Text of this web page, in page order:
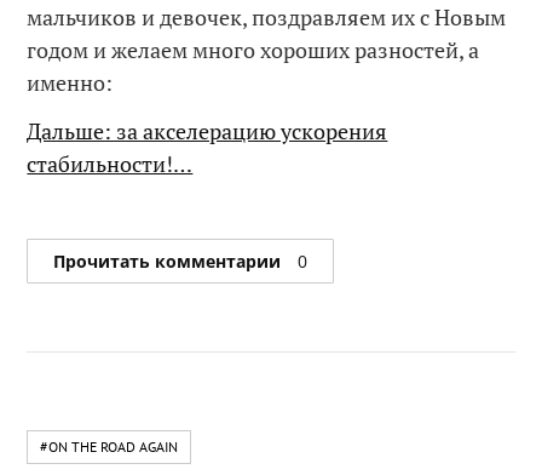
мальчиков и девочек, поздравляем их с Новым
годом и желаем много хороших разностей, а
именно:
Дальше: за акселерацию ускорения
стабильности!…
Прочитать комментарии 0
#ON THE ROAD AGAIN